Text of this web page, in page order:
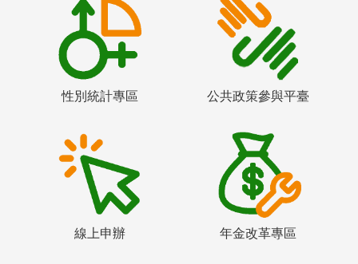
性別統計專區 公共政策參與平臺
線上申辦 年金改革專區